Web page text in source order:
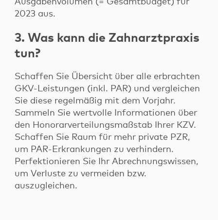
2023 aus.
3. Was kann die Zahnarztpraxis
tun?
Schaffen Sie Übersicht über alle erbrachten
GKV-Leistungen (inkl. PAR) und vergleichen
Sie diese regelmäßig mit dem Vorjahr.
Sammeln Sie wertvolle Informationen über
den Honorarverteilungsmaßstab Ihrer KZV.
Schaffen Sie Raum für mehr private PZR,
um PAR-Erkrankungen zu verhindern.
Perfektionieren Sie Ihr Abrechnungswissen,
um Verluste zu vermeiden bzw.
auszugleichen.